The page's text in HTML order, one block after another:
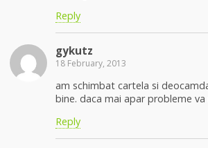
Reply
gykutz
18 February, 2013
am schimbat cartela si
bine. daca mai apar probleme va
Reply